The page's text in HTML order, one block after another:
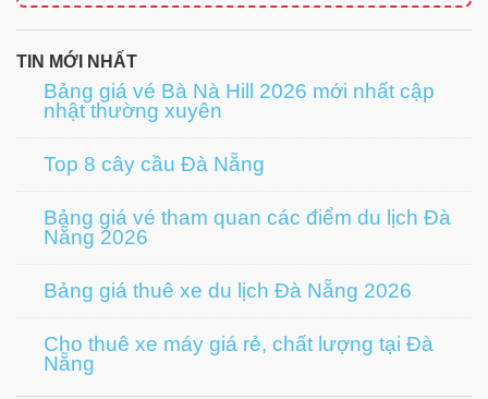
TIN MỚI NHẤT
Bảng giá vé Bà Nà Hill 2026 mới nhất cập
nhật thường xuyên
Top 8 cây cầu Đà Nẵng
Bảng giá vé tham quan các điểm du lịch Đà
Nẵng 2026
Bảng giá thuê xe du lịch Đà Nẵng 2026
Cho thuê xe máy giá rẻ, chất lượng tại Đà
Nẵng